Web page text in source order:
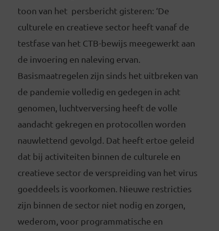
toon van het persbericht gisteren: ‘De
culturele en creatieve sector heeft vanaf de
testfase van het CTB-bewijs meegewerkt aan
de invoering en naleving ervan.
Basismaatregelen zijn sinds het uitbreken van
de pandemie volledig en gedegen in acht
genomen, luchtverversing heeft de volle
aandacht gekregen en protocollen worden
nauwlettend gevolgd. Dat heeft ertoe geleid
dat bij activiteiten binnen de culturele en
creatieve sector de verspreiding van het virus
goeddeels is voorkomen. Nieuwe restricties
zijn binnen de sector niet nodig en zorgen,
wederom, voor programmatische en